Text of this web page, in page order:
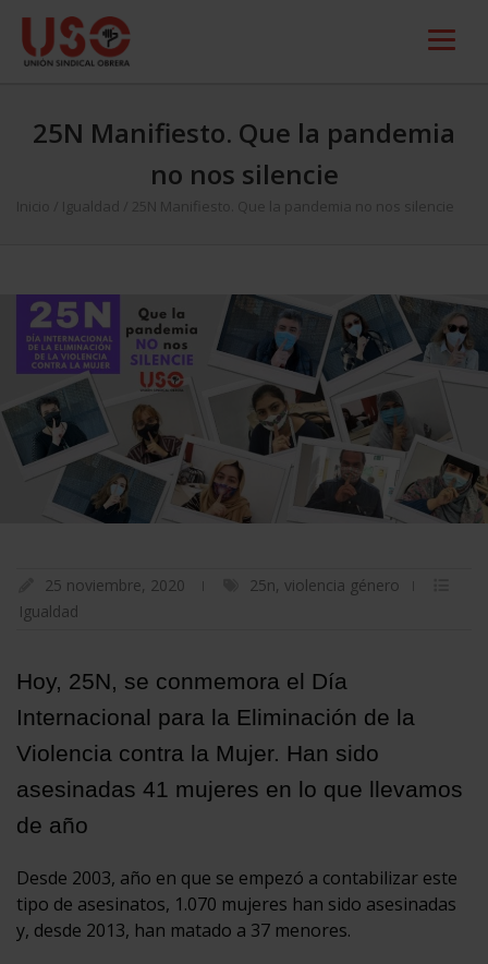
25N Manifiesto. Que la pandemia
no nos silencie
Inicio Igualdad 25N Manifiesto. Que la pandemia no nos silencie
25 noviembre, 2020 25n, violencia género
Igualdad
Hoy, 25N, se conmemora el Día
Internacional para la Eliminación de la
Violencia contra la Mujer. Han sido
asesinadas 41 mujeres en lo que llevamos
de año
Desde 2003, año en que se empezó a contabilizar este
tipo de asesinatos, 1.070 mujeres han sido asesinadas
y, desde 2013, han matado a 37 menores.